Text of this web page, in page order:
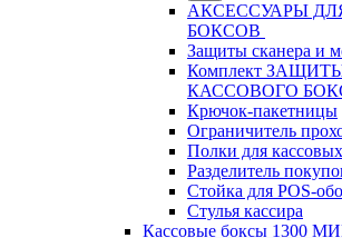
АКСЕССУАРЫ
БОКСОВ
Защиты сканера и
Комплект
КАССОВОГО
Крючок-пакетницы
Ограничитель
Полки для
Разделитель
Стойка для POS-
Стулья кассира
Кассовые боксы 1300